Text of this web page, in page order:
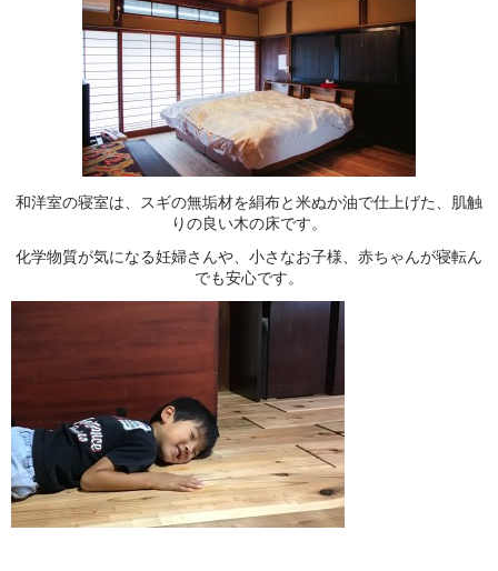
和洋室の寝室は、スギの無垢材を絹布と米ぬか油で仕上げた、肌触
りの良い木の床です。
化学物質が気になる妊婦さんや、小さなお子様、赤ちゃんが寝転ん
でも安心です。